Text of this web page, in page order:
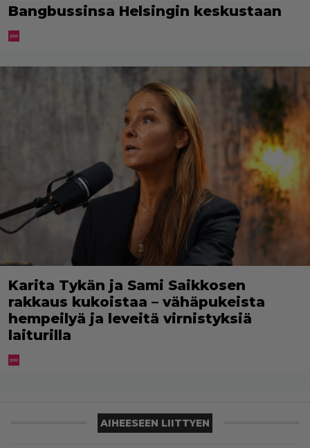
Bangbussinsa Helsingin keskustaan
Karita Tykän ja Sami Saikkosen
rakkaus kukoistaa – vähäpukeista
hempeilyä ja leveitä virnistyksiä
laiturilla
AIHEESEEN LIITTYEN